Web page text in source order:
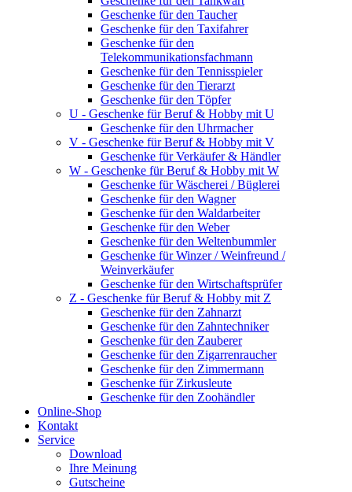
Geschenke für den Taucher
Geschenke für den Taxifahrer
Geschenke für den
Telekommunikationsfachmann
Geschenke für den Tennisspieler
Geschenke für den Tierarzt
Geschenke für den Töpfer
U - Geschenke für Beruf & Hobby mit U
Geschenke für den Uhrmacher
V - Geschenke für Beruf & Hobby mit V
Geschenke für Verkäufer & Händler
W - Geschenke für Beruf & Hobby mit W
Geschenke für Wäscherei / Büglerei
Geschenke für den Wagner
Geschenke für den Waldarbeiter
Geschenke für den Weber
Geschenke für den Weltenbummler
Geschenke für Winzer / Weinfreund /
Weinverkäufer
Geschenke für den Wirtschaftsprüfer
Z - Geschenke für Beruf & Hobby mit Z
Geschenke für den Zahnarzt
Geschenke für den Zahntechniker
Geschenke für den Zauberer
Geschenke für den Zigarrenraucher
Geschenke für den Zimmermann
Geschenke für Zirkusleute
Geschenke für den Zoohändler
Online-Shop
Kontakt
Service
Download
Ihre Meinung
Gutscheine